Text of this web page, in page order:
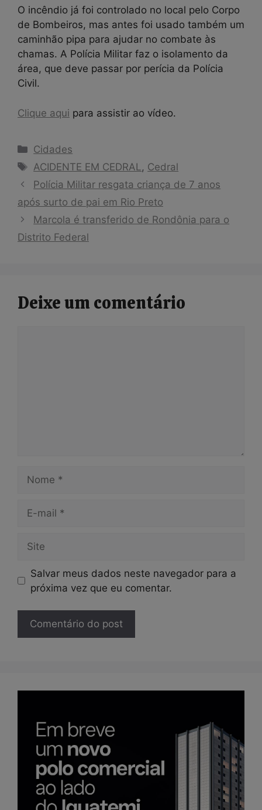
O incêndio já foi controlado no local pelo Corpo
de Bombeiros, mas antes foi usado também um
caminhão pipa para ajudar no combate às
chamas. A Polícia Militar faz o isolamento da
área, que deve passar por perícia da Polícia
Civil.
Clique aqui para assistir ao vídeo.
Categorias
Cidades
Tags
ACIDENTE EM CEDRAL , Cedral
Polícia Militar resgata criança de 7 anos
após surto de pai em Rio Preto
Marcola é transferido de Rondônia para o
Distrito Federal
Deixe um comentário
mail
Salvar meus dados neste navegador para a
próxima vez que eu comentar.